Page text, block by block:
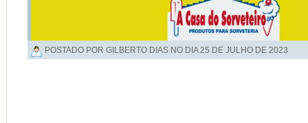
POSTADO POR GILBERTO DIAS NO DIA25 DE JULHO DE 2023